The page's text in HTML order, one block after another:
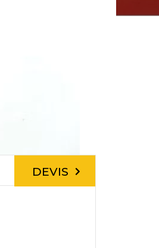
DEVIS